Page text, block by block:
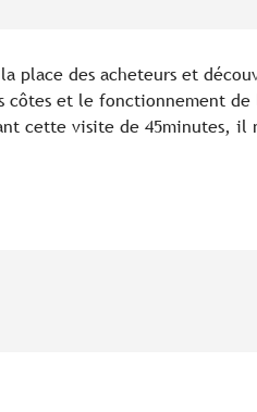
place des acheteurs et
côtes et le fonctionnement
cette visite de 45minutes, il